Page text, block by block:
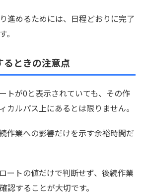
進めるためには、日程どおりに完了
。
ときの注意点
トが0と表示されていても、その作
カルパス上にあるとは限りません。
作業への影響だけを示す余裕時間だ
ートの値だけで判断せず、後続作業
認することが大切です。